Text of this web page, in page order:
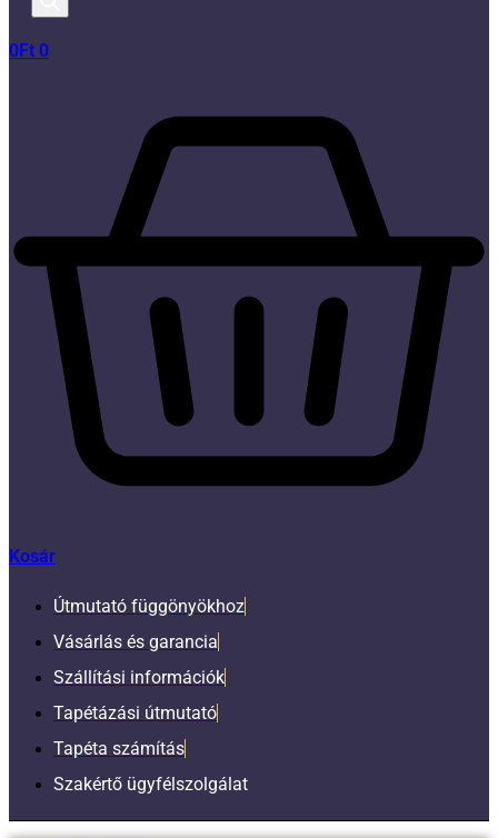
0Ft 0
Kosár
Útmutató függönyökhoz
Vásárlás és garancia
Szállítási információk
Tapétázási útmutató
Tapéta számítás
Szakértő ügyfélszolgálat